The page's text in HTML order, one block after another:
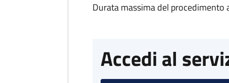
Durata massima del
Accedi al